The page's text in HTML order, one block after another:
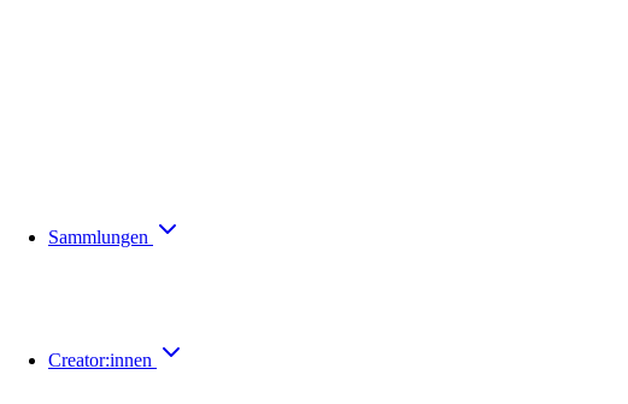
Sammlungen
Creator:innen